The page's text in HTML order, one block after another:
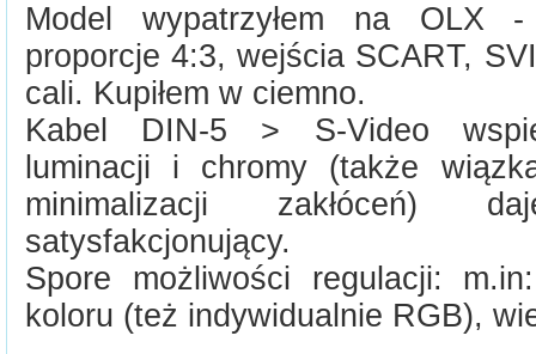
Model wypatrzyłem na OLX -
proporcje 4:3, wejścia SCART,
cali. Kupiłem w ciemno.
Kabel DIN-5 > S-Video
luminacji i chromy (także
minimalizacji zakłóceń)
satysfakcjonujący.
Spore możliwości regulacji:
koloru (też indywidualnie RGB),